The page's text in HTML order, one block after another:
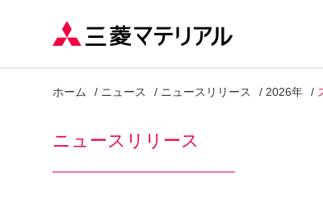
ホーム ニュース ニュースリリース 2026年
ニュースリリース